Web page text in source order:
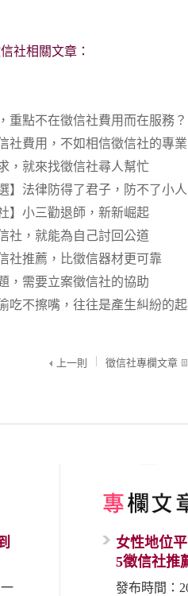
社相關文章：
重點不在徵信社費用而在服務？
社費用，不如相信徵信社的專業
，就來找徵信社尋人幫忙
】法律防得了君子，防不了小人
】小三勸退師，新新崛起
社，就能為自己討回公道
社推薦，比徵信器材更可靠
，需要立案徵信社的協助
吃不擦嘴，往往是產生糾紛的
上一則 徵信社專欄文章
女性地位
5徵信社推
發布時間：